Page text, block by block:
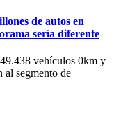
de autos en
sería diferente
vehículos 0km y
al segmento de